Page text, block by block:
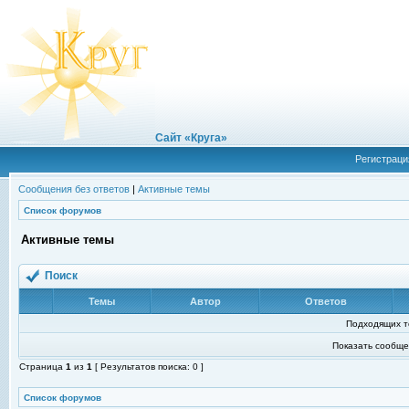
Сайт «Круга»
Сообщения без ответов | Активные темы
Список форумов
Активные темы
Поиск
Темы Автор Ответов
Подходящих
Показать
Страница 1 из 1 [ Результатов поиска: 0 ]
Список форумов